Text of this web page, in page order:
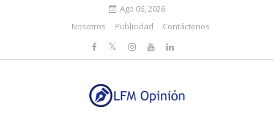
Ago 06, 2026
Nosotros
Publicidad Contáctenos